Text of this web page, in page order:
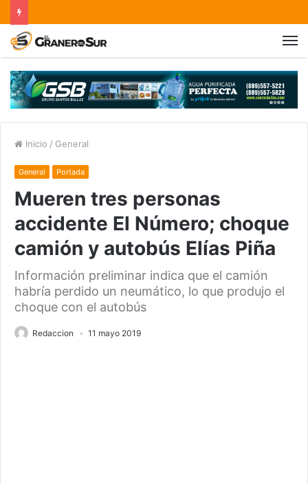
Inicio / General
General Portada
Mueren tres personas
accidente El Número; choque
camión y autobús Elías Piña
Información preliminar indica que el camión
habría perdido un neumático, lo que produjo el
choque con el autobús
Redaccion 11 mayo 2019